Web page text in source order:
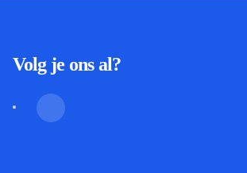
Volg je ons al?